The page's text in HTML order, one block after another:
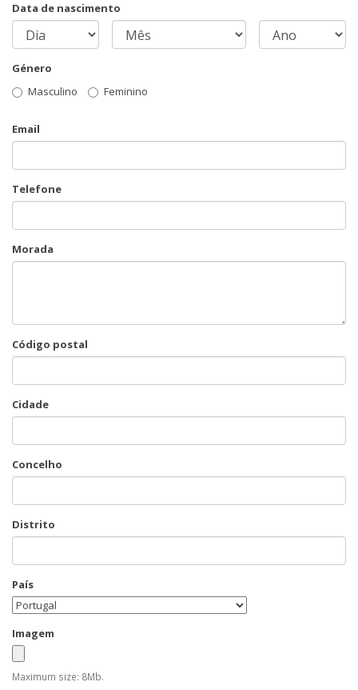
Data de nascimento
Género
Masculino
Feminino
Email
Telefone
Morada
Código postal
Cidade
Concelho
Distrito
País
Imagem
Maximum size: 8Mb.